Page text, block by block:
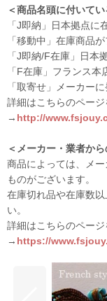
＜商品名頭に付いて
「J即納」日本拠点に
「移動中」在庫商品
「J即納/F在庫」日本
「F在庫」フランス
「取寄せ」メーカー
詳細はこちらのペー
→ http://
＜メーカー・業者か
商品によっては、メ
ものがございます。
在庫切れ品や在庫数
い。
詳細はこちらのペー
→ https://